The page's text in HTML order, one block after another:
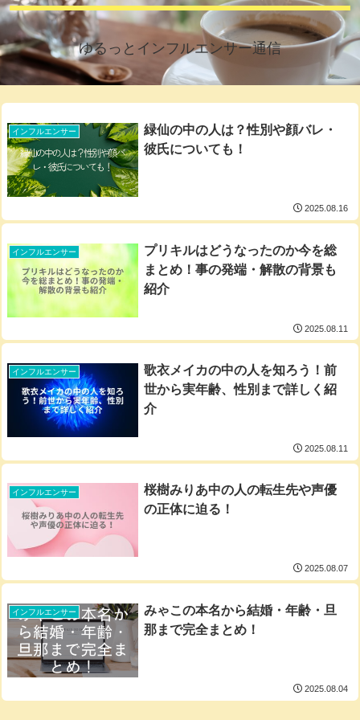
ゆるっとインフルエンサー通信
インフルエンサー
緑仙の中の人は？性別や顔バレ・
彼氏についても！
2025.08.16
インフルエンサー
プリキルはどうなったのか今を総
まとめ！事の発端・解散の背景も
紹介
2025.08.11
インフルエンサー
歌衣メイカの中の人を知ろう！前
世から実年齢、性別まで詳しく紹
介
2025.08.11
インフルエンサー
桜樹みりあ中の人の転生先や声優
の正体に迫る！
2025.08.07
インフルエンサー
みゃこの本名から結婚・年齢・旦
那まで完全まとめ！
2025.08.04